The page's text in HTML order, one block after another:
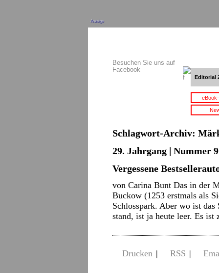
Anzeige
Besuchen Sie uns auf
Facebook
Editorial
Schlagwort-Archiv:
29. Jahrgang | Nummer
Vergessene
von Carina Bunt Das in der
Buckow (1253 erstmals als
Schlosspark. Aber wo ist das
stand, ist ja heute leer. Es
Drucken | RSS |